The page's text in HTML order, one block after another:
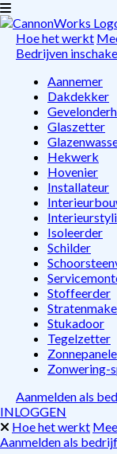
Hoe het werkt
Bedrijven
Aannemer
Dakdekker
Glaszetter
Hekwerk
Hovenier
Installateur
Isoleerder
Schilder
Stoffeerder
Stukadoor
Tegelzetter
Zonwering-
Aanmelden als
INLOGGEN
Hoe het werkt
Aanmelden als bedrijf